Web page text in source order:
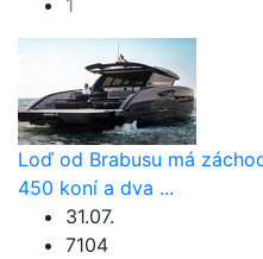
1
Loď od Brabusu má
450 koní a dva ...
31.07.
7104